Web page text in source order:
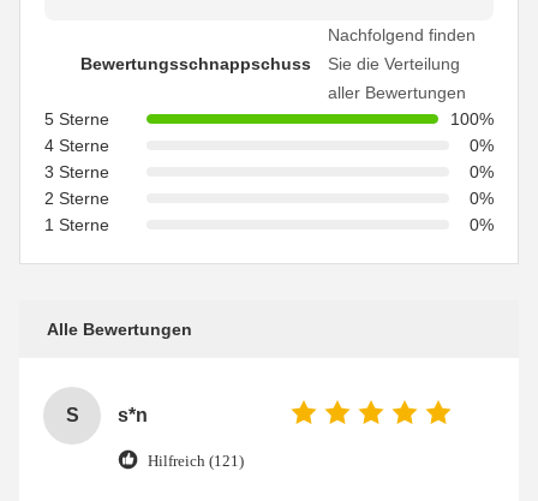
Bewertungsschnappschuss
Nachfolgend finden
Sie die Verteilung
aller Bewertungen
5 Sterne
100%
4 Sterne
0%
3 Sterne
0%
2 Sterne
0%
1 Sterne
0%
Alle Bewertungen
S s*n
Hilfreich (121)